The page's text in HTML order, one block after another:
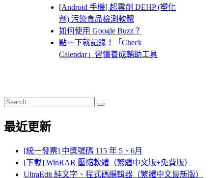
[Android 手機] 起雲劑 DEHP (塑化
劑) 污染食品檢測軟體
如何使用 Google Buzz？
點一下就記錄！「Check
Calendar」習慣養成輔助工具
Search
for:
Search
最近更新
[統一發票] 中獎號碼 115 年 5、6月
[下載] WinRAR 壓縮軟體（繁體中文版+免費版）
UltraEdit 純文字、程式碼編輯器（繁體中文最新版）